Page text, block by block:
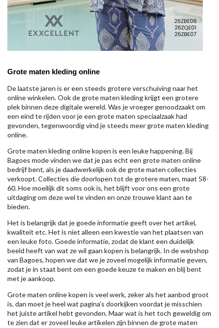
Grote maten kleding online
De laatste jaren is er een steeds grotere verschuiving naar het
online winkelen. Ook de grote maten kleding krijgt een grotere
plek binnen deze digitale wereld. Was je vroeger genoodzaakt om
een eind te rijden voor je een grote maten speciaalzaak had
gevonden, tegenwoordig vind je steeds meer grote maten kleding
online.
Grote maten kleding online kopen is een leuke happening. Bij
Bagoes mode vinden we dat je pas echt een grote maten online
bedrijf bent, als je daadwerkelijk ook de grote maten collecties
verkoopt. Collecties die doorlopen tot de grotere maten, maat 58-
60. Hoe moeilijk dit soms ook is, het blijft voor ons een grote
uitdaging om deze wel te vinden en onze trouwe klant aan te
bieden.
Het is belangrijk dat je goede informatie geeft over het artikel,
kwaliteit etc. Het is niet alleen een kwestie van het plaatsen van
een leuke foto. Goede informatie, zodat de klant een duidelijk
beeld heeft van wat ze wil gaan kopen is belangrijk. In de webshop
van Bagoes, hopen we dat we je zoveel mogelijk informatie geven,
zodat je in staat bent om een goede keuze te maken en blij bent
met je aankoop.
Grote maten online kopen is veel werk, zeker als het aanbod groot
is, dan moet je heel wat pagina's doorkijken voordat je misschien
het juiste artikel hebt gevonden. Maar wat is het toch geweldig om
te zien dat er zoveel leuke artikelen zijn binnen de grote maten